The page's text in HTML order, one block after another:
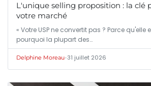
L'unique selling proposition : la clé
votre marché
« Votre USP ne convertit pas ? Parce qu'elle
pourquoi la plupart des…
Delphine Moreau•31 juillet 2026